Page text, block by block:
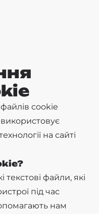
cookie
на сайті
файли, які
під час
нам